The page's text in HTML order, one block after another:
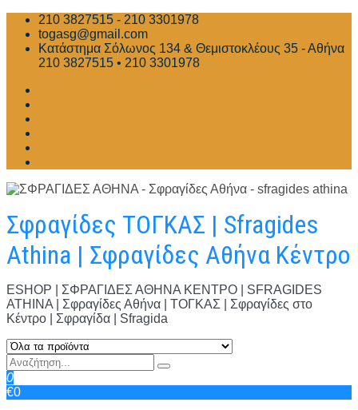
Skip
content
210 3827515 - 210 3301978
togasg@gmail.com
Κατάστημα Σόλωνος 134 & Θεμιστοκλέους 35 - Αθήνα
210 3827515 • 210 3301978
Σφραγίδες ΤΟΓΚΑΣ | Sfragides
Athina | Σφραγίδες Αθήνα Κέντρο
ESHOP | ΣΦΡΑΓΙΔΕΣ ΑΘΗΝΑ ΚΕΝΤΡΟ | SFRAGIDES
ATHINA | Σφραγίδες Αθήνα | ΤΟΓΚΑΣ | Σφραγίδες στο
Κέντρο | Σφραγίδα | Sfragida
0
€0